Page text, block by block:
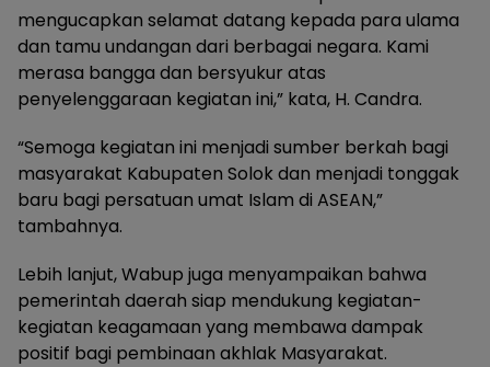
mengucapkan selamat datang kepada para ulama
dan tamu undangan dari berbagai negara. Kami
merasa bangga dan bersyukur atas
penyelenggaraan kegiatan ini,” kata, H. Candra.
“Semoga kegiatan ini menjadi sumber berkah bagi
masyarakat Kabupaten Solok dan menjadi tonggak
baru bagi persatuan umat Islam di ASEAN,”
tambahnya.
Lebih lanjut, Wabup juga menyampaikan bahwa
pemerintah daerah siap mendukung kegiatan-
kegiatan keagamaan yang membawa dampak
positif bagi pembinaan akhlak Masyarakat.